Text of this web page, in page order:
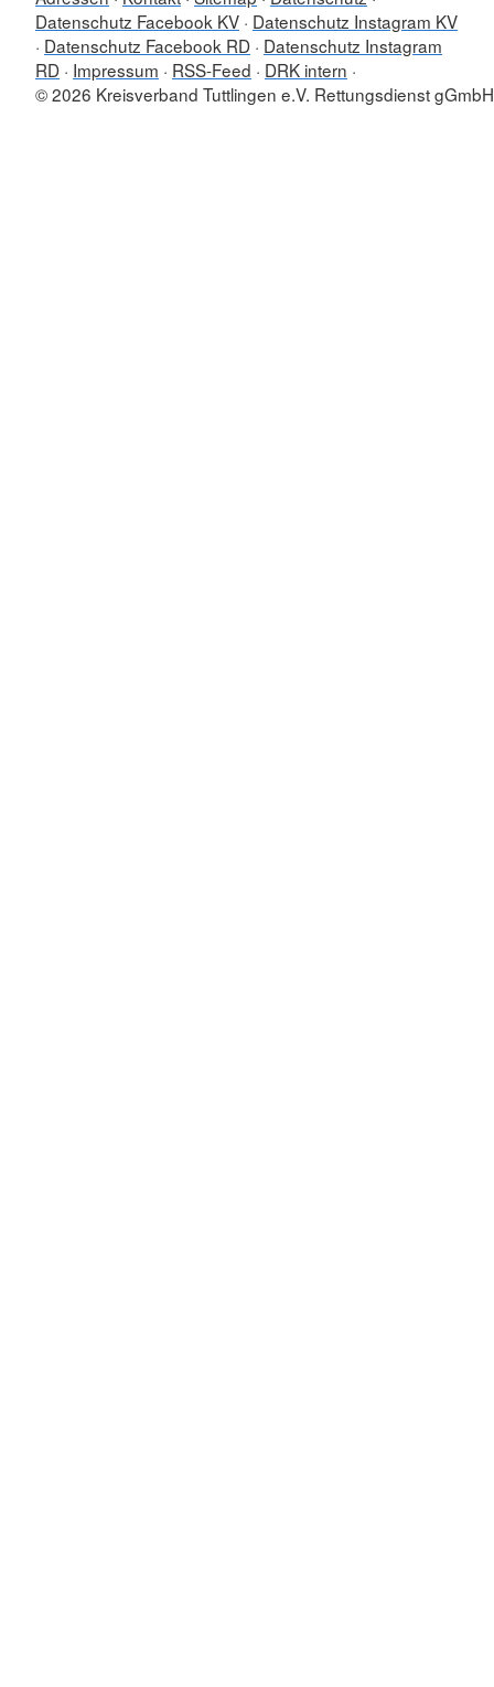
Datenschutz Facebook KV Datenschutz Instagram KV
Datenschutz Facebook RD Datenschutz Instagram
RD Impressum RSS-Feed
DRK intern
© 2026 Kreisverband Tuttlingen e.V. Rettungsdienst gGmbH